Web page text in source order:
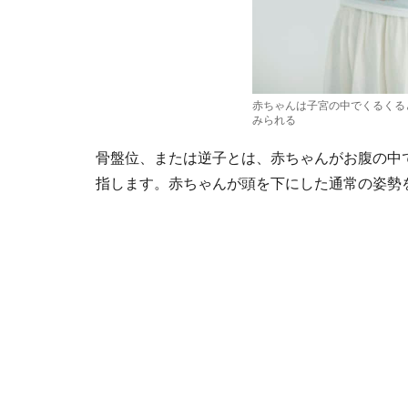
赤ちゃんは子宮の中でくるく
みられる
骨盤位、または逆子とは、赤ちゃんがお腹の
指します。赤ちゃんが頭を下にした通常の姿勢